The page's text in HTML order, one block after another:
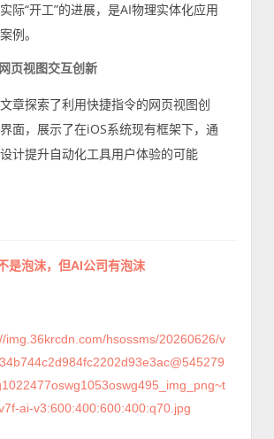
际“开工”的进展，是AI物理实体化应用
例。
页视图交互创新
章探索了利用快捷指令的网页视图创
面，展示了在iOS系统现有框架下，通
计提升自动化工具用户体验的可能
是泡沫，但AI公司有泡沫
img.36krcdn.com/hsossms/20260626/v
ai-v3:600:400:600:400:q70.jpg